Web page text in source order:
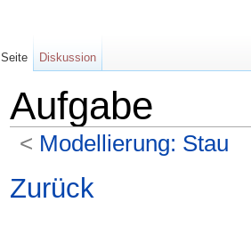
Aufgabe
< Modellierung: Stau
Zurück
Seite Diskussion